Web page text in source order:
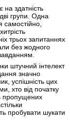
на здатність
групи. Одна
самостійно,
трьох запитаннях
без жодного
штучний інтелект
значно
успішність цих
хто від початку
пропущених
пробувати шукати